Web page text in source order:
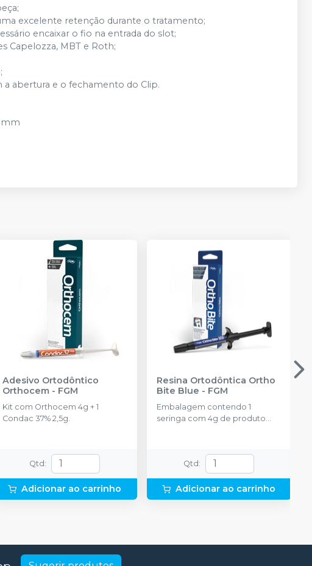
excelente retenção durante o tratamento;
encaixar o fio na entrada do slot;
Capelozza, MBT e Roth;
abertura e o fechamento do Clip.
mm
Adesivo Ortodôntico
Orthocem- FGM
Kit com Orthocem 4g + 1
Condac 37% 2,5g.
Qtd :
Adicionar ao carrinho
Resina Ortodôntica Ortho
Bite Blue - FGM
Embalagem contendo 1
seringa com 4g de produto
Qtd :
Adicionar ao carrinho